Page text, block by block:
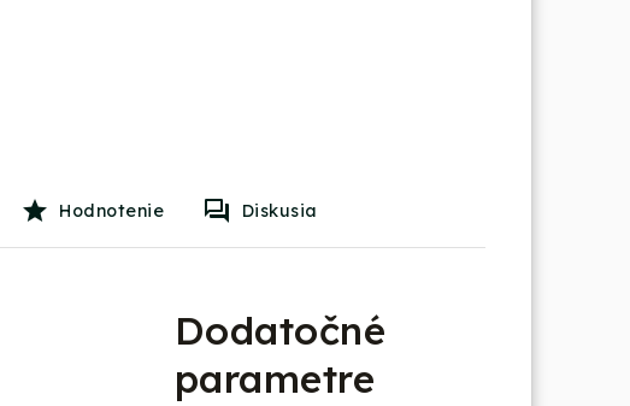
Hodnotenie Diskusia
Dodatočné
parametre